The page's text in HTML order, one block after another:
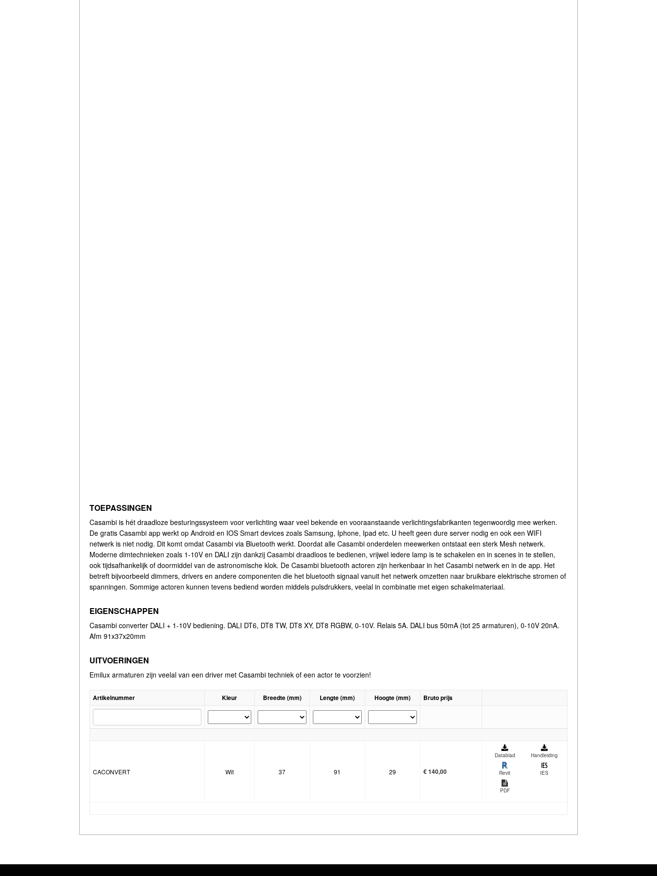
TOEPASSINGEN
Casambi is hét draadloze besturingssysteem voor verlichting waar veel bekende en vooraanstaande verlichtingsfabrikanten tegenwoordig mee werken.
De gratis Casambi app werkt op Android en IOS Smart devices zoals Samsung, Iphone, Ipad etc. U heeft geen dure server nodig en ook een WIFI
netwerk is niet nodig. Dit komt omdat Casambi via Bluetooth werkt. Doordat alle Casambi onderdelen meewerken ontstaat een sterk Mesh netwerk.
Moderne dimtechnieken zoals 1-10V en DALI zijn dankzij Casambi draadloos te bedienen, vrijwel iedere lamp is te schakelen en in scenes in te stellen,
ook tijdsafhankelijk of doormiddel van de astronomische klok. De Casambi bluetooth actoren zijn herkenbaar in het Casambi netwerk en in de app. Het
betreft bijvoorbeeld dimmers, drivers en andere componenten die het bluetooth signaal vanuit het netwerk omzetten naar bruikbare elektrische stromen of
spanningen. Sommige actoren kunnen tevens bediend worden middels pulsdrukkers, veelal in combinatie met eigen schakelmateriaal.
EIGENSCHAPPEN
Casambi converter DALI + 1-10V bediening. DALI DT6, DT8 TW, DT8 XY, DT8 RGBW, 0-10V. Relais 5A. DALI bus 50mA (tot 25 armaturen), 0-10V 20nA.
Afm 91x37x20mm
UITVOERINGEN
Emilux armaturen zijn veelal van een driver met Casambi techniek of een actor te voorzien!
Artikelnummer Kleur Breedte (mm) Lengte (mm) Hoogte (mm) Bruto prijs
CACONVERT Wit 37 91 29 €140,00
Datablad Handleiding
Revit IES
PDF